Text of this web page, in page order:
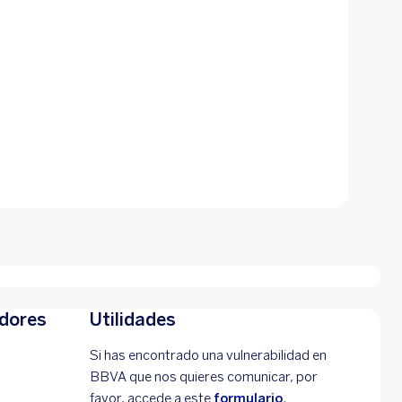
Utilidades
Si has encontrado una vulnerabilidad en
BBVA que nos quieres comunicar, por
favor, accede a este formulario.